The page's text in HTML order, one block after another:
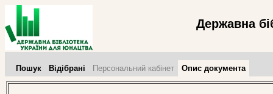
Державна
Пошук Відібрані Персональний кабінет Опис документа